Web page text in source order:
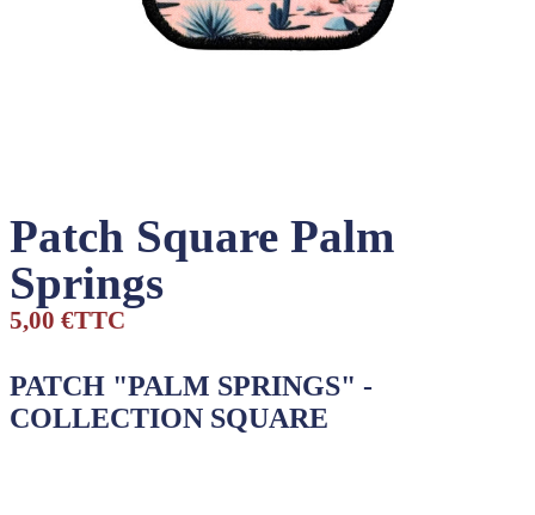
Patch Square Palm
Springs
5,00 €TTC
PATCH "PALM SPRINGS" -
COLLECTION SQUARE